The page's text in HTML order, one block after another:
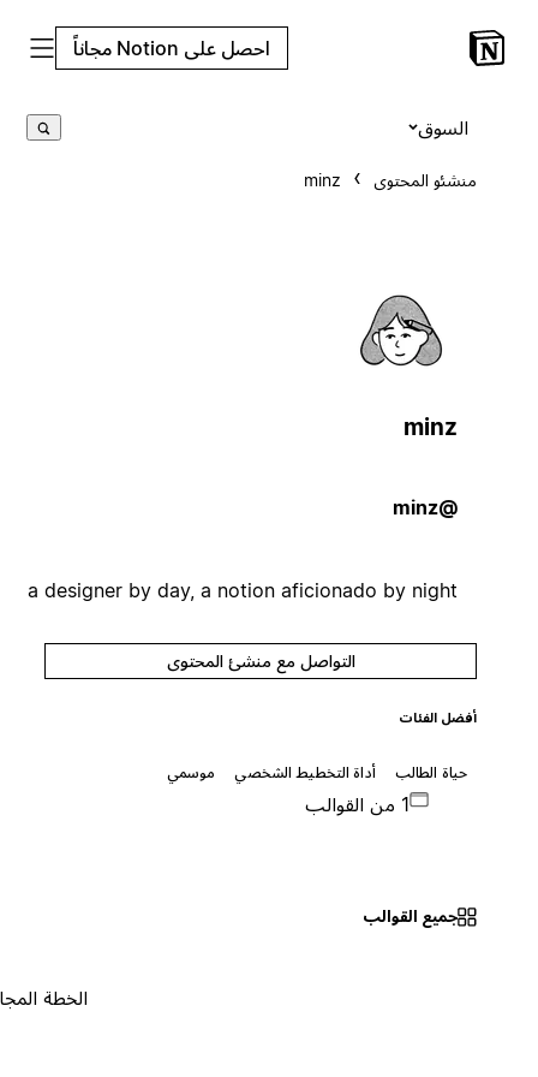
احصل على Notion مجاناً
منشئو المحتوى minz
minz
a designer by day, a notion aficionado by night
التواصل مع منشئ المحتوى
أفضل الفئات
حياة الطالب أداة التخطيط الشخصي موسمي
جميع القوالب
الخطة المجانية ٠